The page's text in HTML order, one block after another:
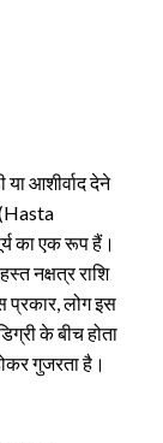
आशीर्वाद देने
(Hasta
का एक रूप हैं।
नक्षत्र राशि
लोग इस
के बीच होता
गुजरता है।